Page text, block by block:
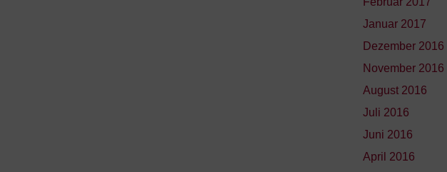
Januar 2017
Dezember 2016
November 2016
August 2016
Juli 2016
Juni 2016
April 2016